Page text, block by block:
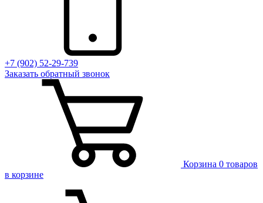
+7 (902) 52-29-739
Заказать обратный звонок
Корзина 0 товаров
в корзине